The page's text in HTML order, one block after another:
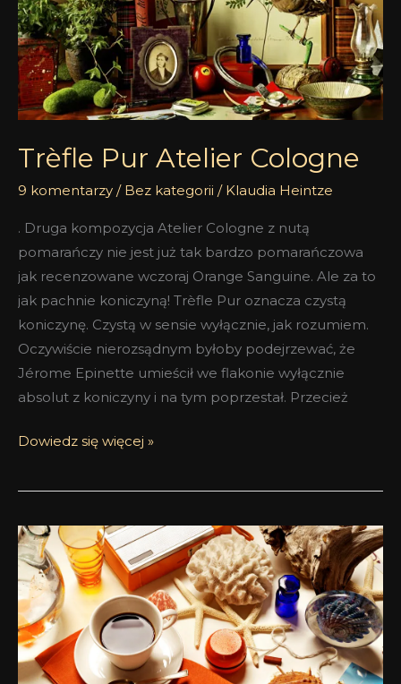
Trèfle Pur Atelier Cologne
9 komentarzy / Bez kategorii / Klaudia Heintze
. Druga kompozycja Atelier Cologne z nutą
pomarańczy nie jest już tak bardzo pomarańczowa
jak recenzowane wczoraj Orange Sanguine. Ale za to
jak pachnie koniczyną! Trèfle Pur oznacza czystą
koniczynę. Czystą w sensie wyłącznie, jak rozumiem.
Oczywiście nierozsądnym byłoby podejrzewać, że
Jérome Epinette umieścił we flakonie wyłącznie
absolut z koniczyny i na tym poprzestał. Przecież
Dowiedz się więcej »
Orange
Sanguine
Atelier
Cologne